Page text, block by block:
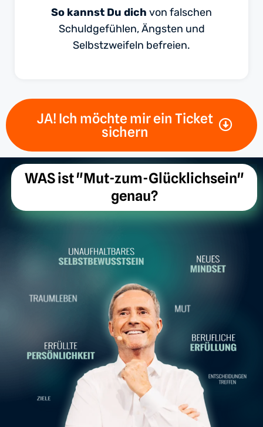
So kannst Du dich von falschen
Schuldgefühlen, Ängsten und
Selbstzweifeln befreien.
JA! Ich möchte mir ein Ticket
sichern
WAS ist "Mut-zum-Glücklichsein"
genau?